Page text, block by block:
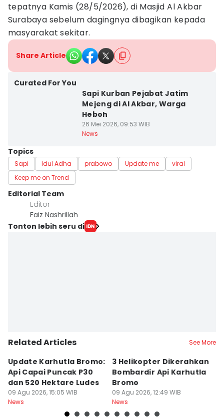
tepatnya Kamis (28/5/2026), di Masjid Al Akbar
Surabaya sebelum dagingnya dibagikan kepada
masyarakat sekitar.
Share Article
Curated For You
Sapi Kurban Pejabat Jatim
Mejeng di Al Akbar, Warga
Heboh
26 Mei 2026, 09:53 WIB
News
Topics
Sapi Idul Adha prabowo Update me
viral
Keep me on Trend
Editorial Team
Editor
Faiz Nashrillah
Tonton lebih seru di
Related Articles See More
Update Karhutla Bromo:
Api Capai Puncak P30
dan 520 Hektare Ludes
09 Agu 2026, 15:05 WIB
News
3 Helikopter Dikerahkan
Bombardir Api Karhutla
Bromo
09 Agu 2026, 12:49 WIB
News